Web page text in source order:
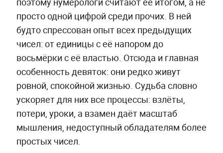
просто одной цифрой среди прочих. В ней
будто спрессован опыт всех предыдущих
чисел: от единицы с её напором до
восьмёрки с её властью. Отсюда и главная
особенность девяток: они редко живут
ровной, спокойной жизнью. Судьба словно
ускоряет для них все процессы: взлёты,
потери, уроки, а взамен даёт масштаб
мышления, недоступный обладателям более
простых чисел.